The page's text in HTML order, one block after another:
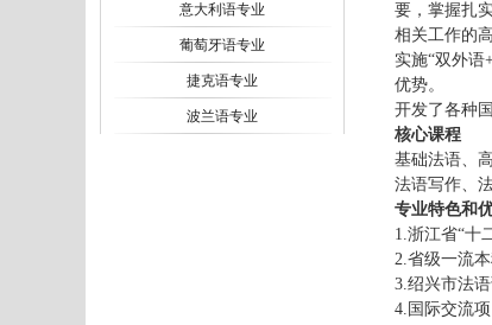
意大利语专业
葡萄牙语专业
捷克语专业
波兰语专业
要，掌握扎
相关工作的
实施“双外语
优势。
开发了各种
核心课程
基础法语、
法语写作、
专业特色和
1.浙江省“十
2.省级一流
3.绍兴市法
4. 国际交流